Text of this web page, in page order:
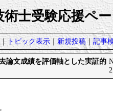
士受験応援ペ
｜トピック表示｜新規投稿｜記事
論文成績を評価軸とした実証的